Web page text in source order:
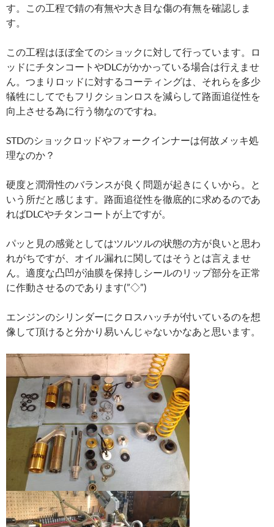
す。この工程で錆の有無や大き目な傷の有無を確認しま
す。
この工程はほぼ全てのショックに対して行っています。ロ
ッドにチタンコートやDLCがかかっている場合は行えませ
ん。つまりロッドに対するコーティングは、それらを多少
犠牲にしてでもフリクションロスを減らして路面追従性を
向上させる為に行う物なのですね。
STDのショックロッドやフォークインナーは何故メッキ処
理なのか？
硬度と潤滑性のバランスが良く問題が起きにくいから。と
いう所だと感じます。路面追従性を徹底的に求めるのであ
ればDLCやチタンコートが上ですが。
パッと見の感覚としてはツルツルの状態の方が良いと思わ
れがちですが、オイル漏れに関してはそうとは言えませ
ん。適度な凸凹が油膜を保持しシールのリップ部分を正常
に作動させるのであります(”◇”)ゞ
エンジンのシリンダーにクロスハッチが付いているのを想
像して頂けると分かり易いんじゃないかなあと思います。